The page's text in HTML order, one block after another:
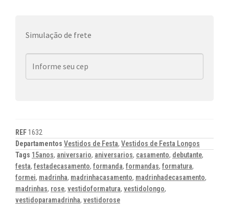
Simulação de frete
REF 1632
Departamentos Vestidos de Festa, Vestidos de Festa Longos
Tags 15anos, aniversario, aniversarios, casamento, debutante,
festa, festadecasamento, formanda, formandas, formatura,
formei, madrinha, madrinhacasamento, madrinhadecasamento,
madrinhas, rose, vestidoformatura, vestidolongo,
vestidoparamadrinha, vestidorose